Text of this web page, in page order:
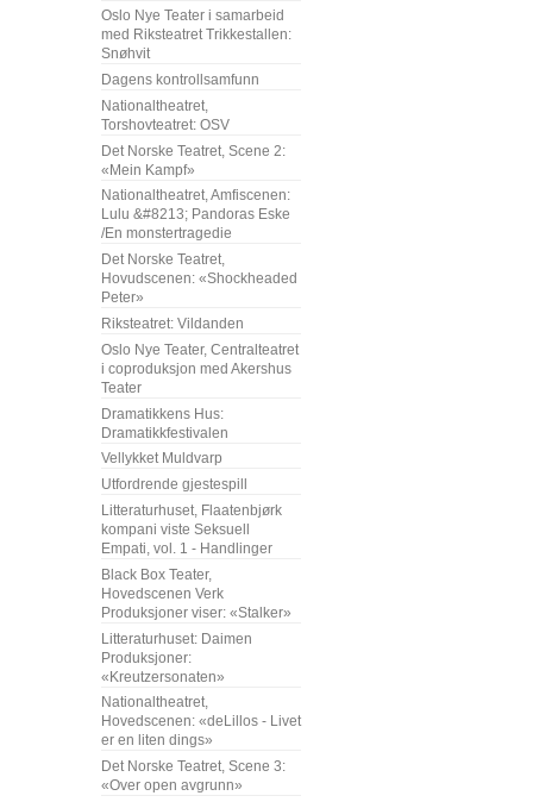
Oslo Nye Teater i samarbeid
med Riksteatret Trikkestallen:
Snøhvit
Dagens kontrollsamfunn
Nationaltheatret,
Torshovteatret: OSV
Det Norske Teatret, Scene 2:
«Mein Kampf»
Nationaltheatret, Amfiscenen:
Lulu &#8213; Pandoras Eske
/En monstertragedie
Det Norske Teatret,
Hovudscenen: «Shockheaded
Peter»
Riksteatret: Vildanden
Oslo Nye Teater, Centralteatret
i coproduksjon med Akershus
Teater
Dramatikkens Hus:
Dramatikkfestivalen
Vellykket Muldvarp
Utfordrende gjestespill
Litteraturhuset, Flaatenbjørk
kompani viste Seksuell
Empati, vol. 1 - Handlinger
Black Box Teater,
Hovedscenen Verk
Produksjoner viser: «Stalker»
Litteraturhuset: Daimen
Produksjoner:
«Kreutzersonaten»
Nationaltheatret,
Hovedscenen: «deLillos - Livet
er en liten dings»
Det Norske Teatret, Scene 3:
«Over open avgrunn»